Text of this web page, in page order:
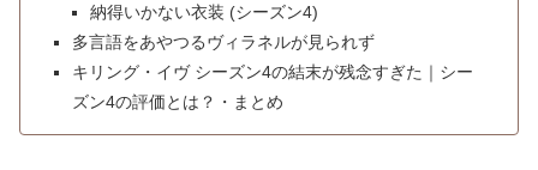
納得いかない衣装 (シーズン4)
多言語をあやつるヴィラネルが見られず
キリング・イヴ シーズン4の結末が残念すぎた｜シー
ズン4の評価とは？・まとめ